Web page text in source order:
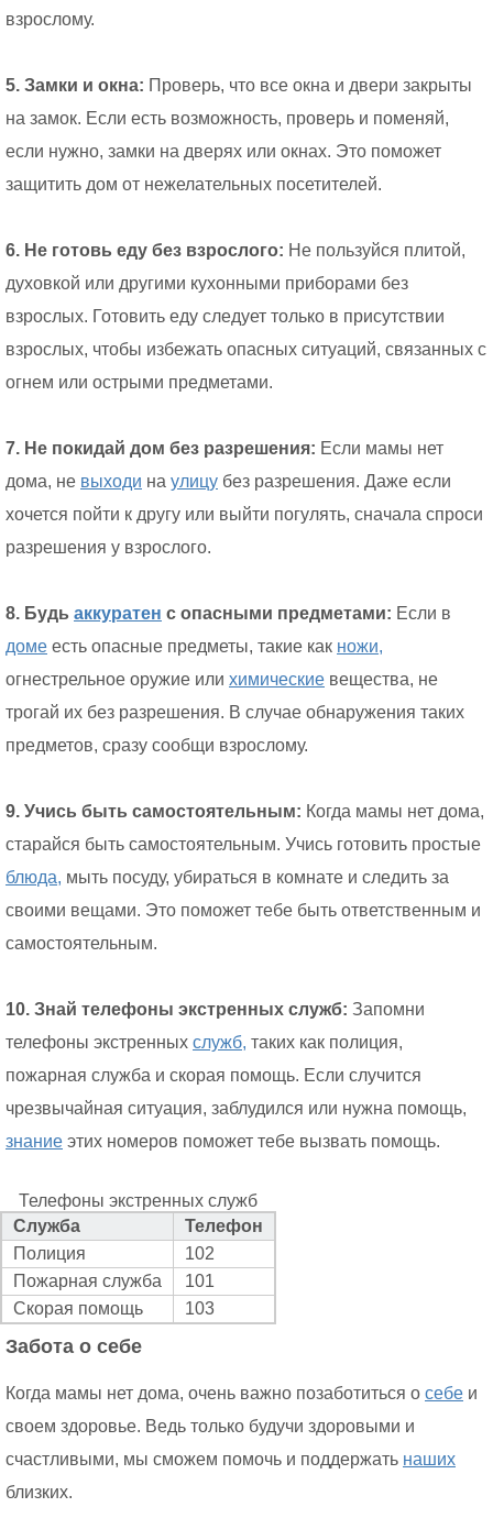
взрослому.
5. Замки и окна: Проверь, что все окна и двери закрыты
на замок. Если есть возможность, проверь и поменяй,
если нужно, замки на дверях или окнах. Это поможет
защитить дом от нежелательных посетителей.
6. Не готовь еду без взрослого: Не пользуйся плитой,
духовкой или другими кухонными приборами без
взрослых. Готовить еду следует только в присутствии
взрослых, чтобы избежать опасных ситуаций, связанных с
огнем или острыми предметами.
7. Не покидай дом без разрешения: Если мамы нет
дома, не выходи на улицу без разрешения. Даже если
хочется пойти к другу или выйти погулять, сначала спроси
разрешения у взрослого.
8. Будь аккуратен с опасными предметами: Если в
доме есть опасные предметы, такие как ножи,
огнестрельное оружие или химические вещества, не
трогай их без разрешения. В случае обнаружения таких
предметов, сразу сообщи взрослому.
9. Учись быть самостоятельным: Когда мамы нет дома,
старайся быть самостоятельным. Учись готовить простые
блюда, мыть посуду, убираться в комнате и следить за
своими вещами. Это поможет тебе быть ответственным и
самостоятельным.
10. Знай телефоны экстренных служб: Запомни
телефоны экстренных служб, таких как полиция,
пожарная служба и скорая помощь. Если случится
чрезвычайная ситуация, заблудился или нужна помощь,
знание этих номеров поможет тебе вызвать помощь.
Телефоны экстренных служб
Служба
Телефон
Полиция
102
Пожарная служба
101
Скорая помощь
103
Забота о себе
Когда мамы нет дома, очень важно позаботиться о себе и
своем здоровье. Ведь только будучи здоровыми и
счастливыми, мы сможем помочь и поддержать наших
близких.